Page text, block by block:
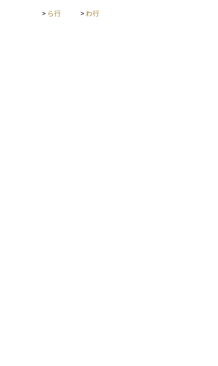
れば約480万円となります。介護老人保健施設（老健）は在宅
復帰を前提とした短期利用が多く、月額は約12万円前後です。
> ら行 > わ行